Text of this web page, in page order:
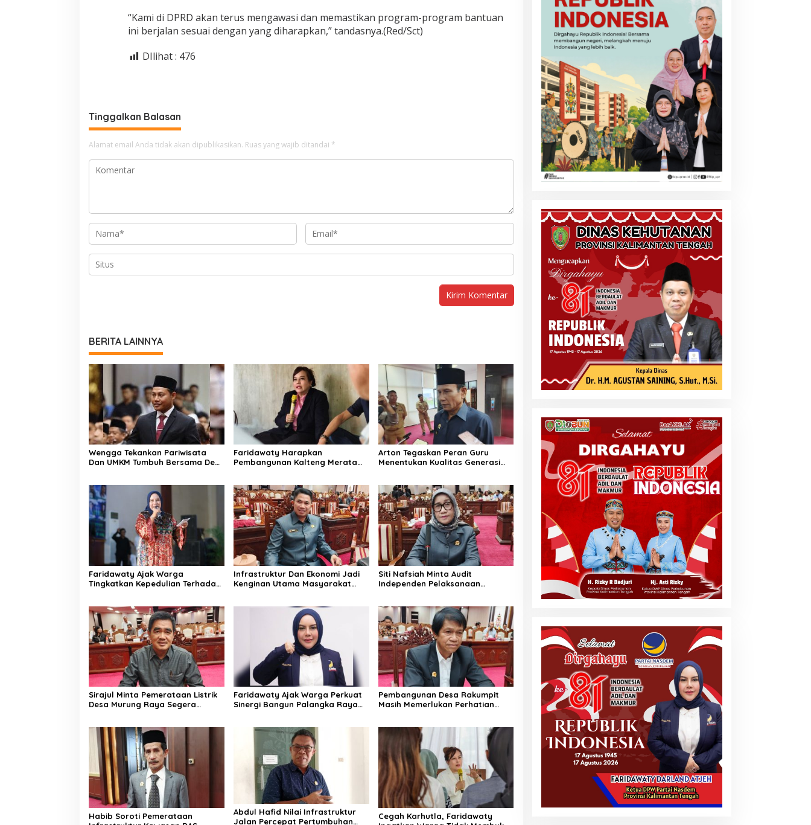
“Kami di DPRD akan terus mengawasi dan memastikan program-program bantuan
ini berjalan sesuai dengan yang diharapkan,” tandasnya.(Red/Sct)
DIlihat : 476
Tinggalkan Balasan
Alamat email Anda tidak akan dipublikasikan. Ruas yang wajib ditandai *
BERITA LAINNYA
Wengga Tekankan Pariwisata
Dan UMKM Tumbuh Bersama Demi
Faridawaty Harapkan
Pembangunan Kalteng Merata
Arton Tegaskan Peran Guru
Menentukan Kualitas Generasi
Faridawaty Ajak Warga
Tingkatkan Kepedulian Terhadap
Infrastruktur Dan Ekonomi Jadi
Kenginan Utama Masyarakat
Siti Nafsiah Minta Audit
Independen Pelaksanaan
Sirajul Minta Pemerataan Listrik
Desa Murung Raya Segera
Faridawaty Ajak Warga Perkuat
Sinergi Bangun Palangka Raya
Pembangunan Desa Rakumpit
Masih Memerlukan Perhatian
Habib Soroti Pemerataan
Abdul Hafid Nilai Infrastruktur
Jalan Percepat Pertumbuhan
Cegah Karhutla, Faridawaty